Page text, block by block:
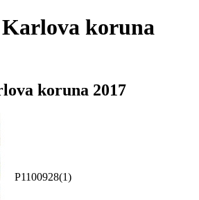
koruna
koruna 2017
P1100928(1)